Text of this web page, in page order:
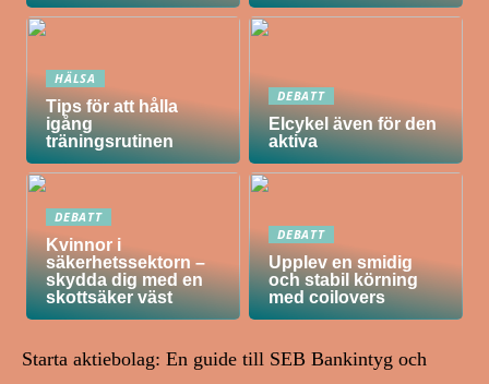
HÄLSA
Tips för att hålla
igång
träningsrutinen
DEBATT
Elcykel även för den
aktiva
DEBATT
Kvinnor i
säkerhetssektorn –
skydda dig med en
skottsäker väst
DEBATT
Upplev en smidig
och stabil körning
med coilovers
Starta aktiebolag: En guide till SEB Bankintyg och